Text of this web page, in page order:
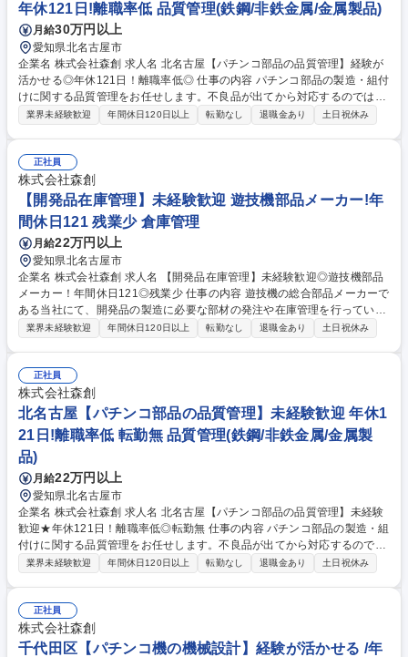
年休121日!離職率低 品質管理(鉄鋼/非鉄金属/金属製品)
月給30万円以上
愛知県北名古屋市
企業名 株式会社森創 求人名 北名古屋【パチンコ部品の品質管理】経験が
活かせる◎年休121日！離職率低◎ 仕事の内容 パチンコ部品の製造・組付
けに関する品質管理をお任せします。不良品が出てから対応するのではな
く、不良品が出ないようにするための仕事で、「製品を創っている」とい
インへの品質指導・改善活動 ■品質データの収集・分析・報告 ゆくゆくは
後輩指導もお任せいたします。キャリアアップが可能な環境です◎ 募集職
種 北名古屋【パチンコ部品の品質管理】経験が活かせる◎年休121日！離
職率低◎
業界未経験歓迎 年間休日120日以上 転勤なし 退職金あり 土日祝休み
正社員
株式会社森創
【開発品在庫管理】未経験歓迎 遊技機部品メーカー!年
間休日121 残業少 倉庫管理
月給22万円以上
愛知県北名古屋市
企業名 株式会社森創 求人名 【開発品在庫管理】未経験歓迎◎遊技機部品
メーカー！年間休日121◎残業少 仕事の内容 遊技機の総合部品メーカーで
ある当社にて、開発品の製造に必要な部材の発注や在庫管理を行っていた
だきます。発注先は成型業者やシール業者などの協力業者です。 【業務内
【開発品在庫管理】未経験歓迎◎遊技機部品メーカー！年間休日121◎残
業少
業界未経験歓迎 年間休日120日以上 転勤なし 退職金あり 土日祝休み
正社員
株式会社森創
北名古屋【パチンコ部品の品質管理】未経験歓迎 年休1
21日!離職率低 転勤無 品質管理(鉄鋼/非鉄金属/金属製
品)
月給22万円以上
愛知県北名古屋市
企業名 株式会社森創 求人名 北名古屋【パチンコ部品の品質管理】未経験
歓迎★年休121日！離職率低◎転勤無 仕事の内容 パチンコ部品の製造・組
付けに関する品質管理をお任せします。不良品が出てから対応するのでは
なく、不良品が出ないようにするための仕事で、「製品を創っている」と
ラインへの品質指導・改善活動 ■品質データの収集・分析・報告 未経験の
方もしっかりサポートするので安心です◎ 募集職種 北名古屋【パチンコ
部品の品質管理】未経験歓迎★年休121日！離職率低◎転勤無
業界未経験歓迎 年間休日120日以上 転勤なし 退職金あり 土日祝休み
正社員
株式会社森創
千代田区【パチンコ機の機械設計】経験が活かせる /年